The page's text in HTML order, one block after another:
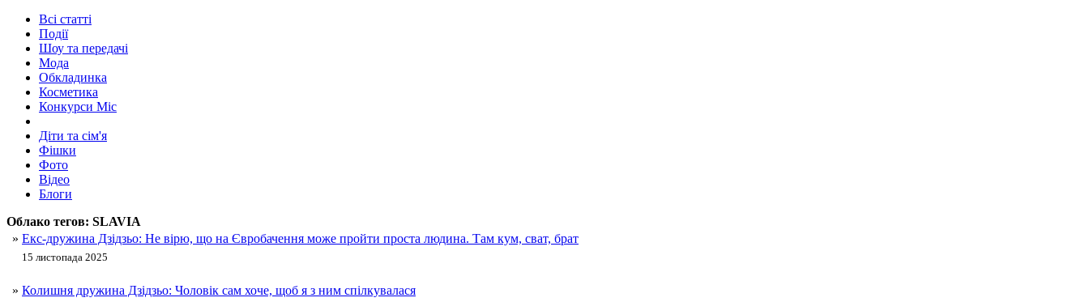
Всі статті
Події
Шоу та передачі
Мода
Обкладинка
Косметика
Конкурси Міс
Діти та сім'я
Фішки
Фото
Відео
Блоги
Облако тегов: SLAVIA
» Екс-дружина Дзідзьо: Не вірю, що на Євробачення може пройти проста людина. Там кум, сват, брат
15 листопада 2025
» Колишня дружина Дзідзьо: Чоловік сам хоче, щоб я з ним спілкувалася